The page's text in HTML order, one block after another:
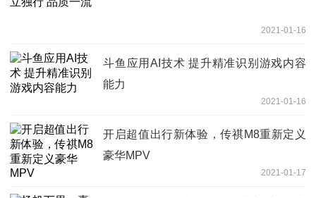
2021-01-16
斗鱼应用AI技术 提升精准识别游戏内容
能力
2021-01-16
开启超值出行新体验，传祺M8重新定义
豪华MPV
2021-01-17